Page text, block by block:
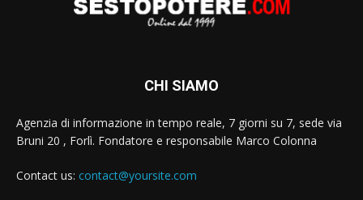
CHI SIAMO
Agenzia di informazione in tempo reale, 7 giorni su 7, sede via
Bruni 20 , Forlì. Fondatore e responsabile Marco Colonna
Contact us: contact@yoursite.com